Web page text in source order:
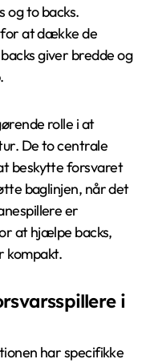
og to backs.
at dække de
giver bredde og
rolle i at
De to centrale
beskytte forsvaret
baglinjen, når det
er
at hjælpe backs,
kompakt.
i
har specifikke